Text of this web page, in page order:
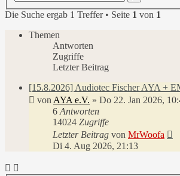
Die Suche ergab 1 Treffer • Seite 1 von 1
Themen
Antworten
Zugriffe
Letzter Beitrag
[15.8.2026] Audiotec Fischer AYA +
von AYA e.V. » Do 22. Jan 2026,
6 Antworten
14024 Zugriffe
Letzter Beitrag von MrWoofa
Di 4. Aug 2026, 21:13